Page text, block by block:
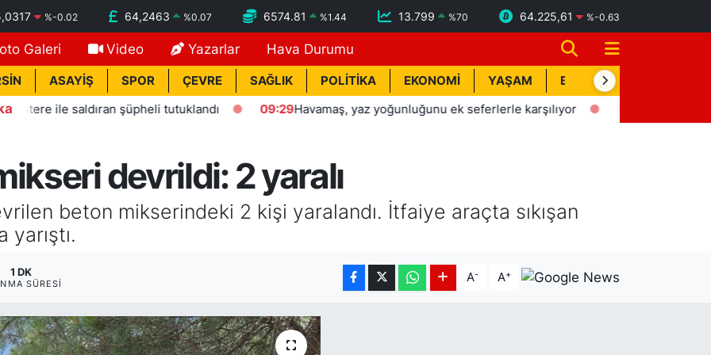
%-0.02 64,2463 %0.07 6574.81 %1.44 13.799 %70 64.225,61 %-0.63
Galeri Video Yazarlar Hava Durumu
ASAYİŞ SPOR ÇEVRE SAĞLIK POLİTİKA EKONOMİ YAŞAM BİK İLAN
ile saldıran şüpheli tutuklandı 09:29 Havamaş, yaz yoğunluğunu ek seferlerle karşılıyor 09:26
devrildi: 2 yaralı
beton mikserindeki 2 kişi yaralandı. İtfaiye araçta sıkışan
yarıştı.
1 DK
SÜRESI A- A+